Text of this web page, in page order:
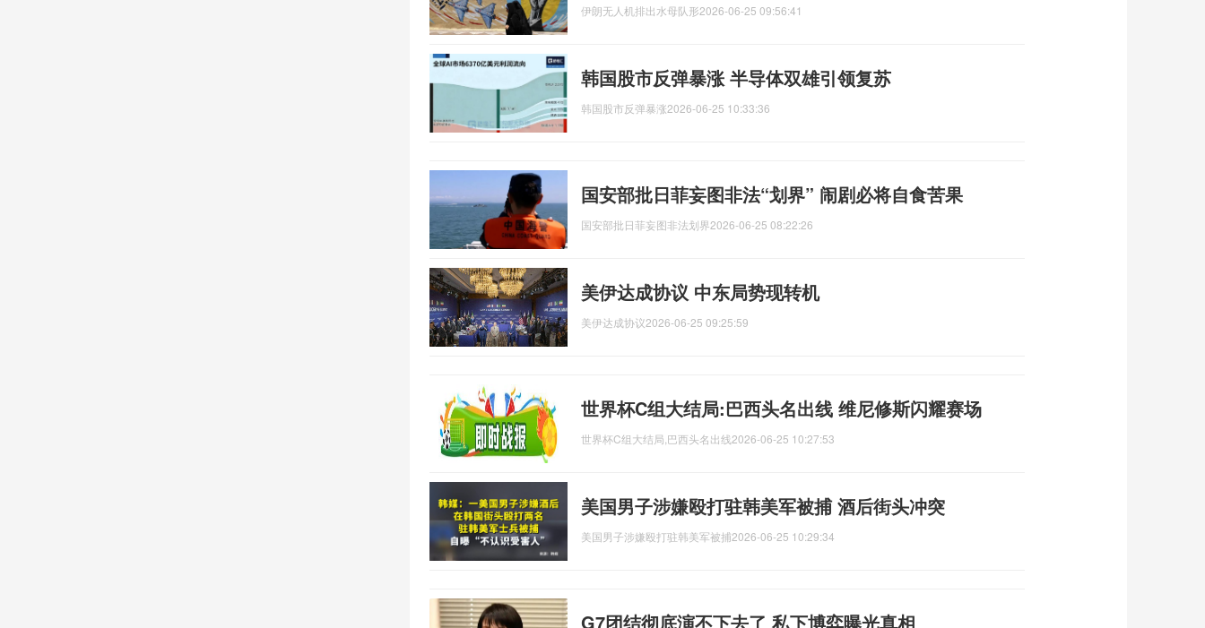
伊朗无人机排出水母队形2026-06-25 09:56:41
韩国股市反弹暴涨 半导体双雄引领复苏
韩国股市反弹暴涨2026-06-25 10:33:36
国安部批日菲妄图非法“划界” 闹剧必将自食苦果
国安部批日菲妄图非法划界2026-06-25 08:22:26
美伊达成协议 中东局势现转机
美伊达成协议2026-06-25 09:25:59
世界杯C组大结局:巴西头名出线 维尼修斯闪耀赛场
世界杯C组大结局,巴西头名出线2026-06-25 10:27:53
美国男子涉嫌殴打驻韩美军被捕 酒后街头冲突
美国男子涉嫌殴打驻韩美军被捕2026-06-25 10:29:34
G7团结彻底演不下去了 私下博弈曝光真相